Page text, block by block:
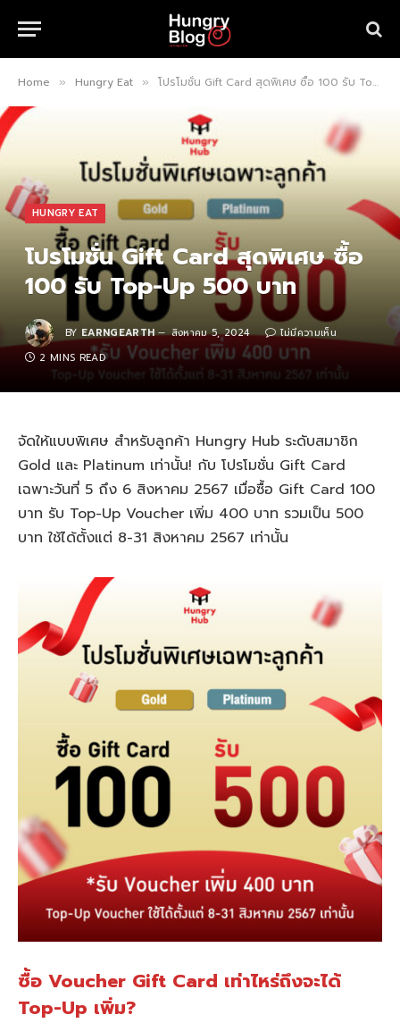
Home » Hungry Eat » โปรโมชั่น Gift Card สุดพิเศษ ซื้อ 100 รับ Top-Up 500 บาท
HUNGRY EAT
โปรโมชั่น Gift Card สุดพิเศษ ซื้อ
100 รับ Top-Up 500 บาท
BY EARNGEARTH สิงหาคม 5, 2024
ไม่มีความเห็น
2 MINS READ
จัดให้แบบพิเศษ สำหรับลูกค้า Hungry Hub ระดับสมาชิก
Gold และ Platinum เท่านั้น! กับ โปรโมชั่น Gift Card
เฉพาะวันที่ 5 ถึง 6 สิงหาคม 2567 เมื่อซื้อ Gift Card 100
บาท รับ Top-Up Voucher เพิ่ม 400 บาท รวมเป็น 500
บาท ใช้ได้ตั้งแต่ 8-31 สิงหาคม 2567 เท่านั้น
ซื้อ Voucher Gift Card เท่าไหร่ถึงจะได้
Top-Up เพิ่ม?